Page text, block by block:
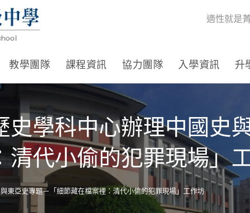
適性就是
教學團隊 課程資訊 協力團隊 入學資訊 升
學科中心辦理中國史
清代小偷的犯罪現場」
東亞史專題－「細節藏在檔案裡：清代小偷的犯罪現場」工作坊